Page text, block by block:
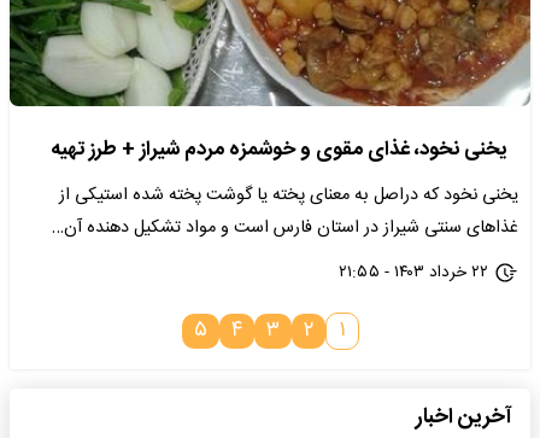
یخنی نخود، غذای مقوی و خوشمزه مردم شیراز + طرز تهیه
یخنی نخود که دراصل به معنای پخته یا گوشت پخته شده استیکی از
غذاهای سنتی شیراز در استان فارس است و مواد تشکیل دهنده آن…
۲۲ خرداد ۱۴۰۳ - ۲۱:۵۵
۱ ۲ ۳ ۴ ۵
آخرین اخبار